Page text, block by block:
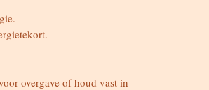
overgave of houd vast in